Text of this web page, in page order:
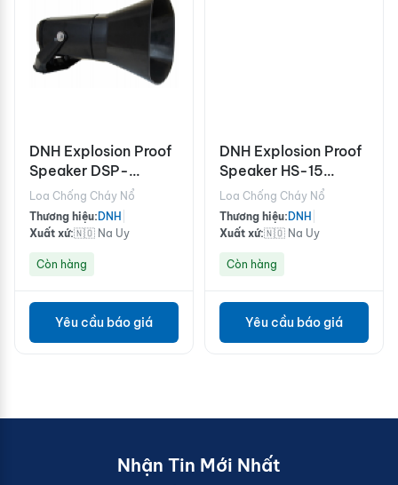
DNH Explosion Proof
Speaker DSP-
15EExmNL(T)
Loa Chống Cháy Nổ
Thương hiệu: DNH
Xuất xứ:🇳🇴 Na Uy
Còn hàng
Yêu cầu báo giá
DNH Explosion Proof
Speaker HS-15
EExmNMF(T)
Loa Chống Cháy Nổ
Thương hiệu: DNH
Xuất xứ:🇳🇴 Na Uy
Còn hàng
Yêu cầu báo giá
Nhận Tin Mới Nhất